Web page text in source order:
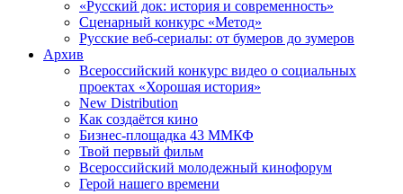
«Русский док: история и современность»
Сценарный конкурс «Метод»
Русские веб-сериалы: от бумеров до зумеров
Архив
Всероссийский конкурс видео о социальных
проектах «Хорошая история»
New Distribution
Как создаётся кино
Бизнес-площадка 43 ММКФ
Твой первый фильм
Всероссийский молодежный кинофорум
Герой нашего времени